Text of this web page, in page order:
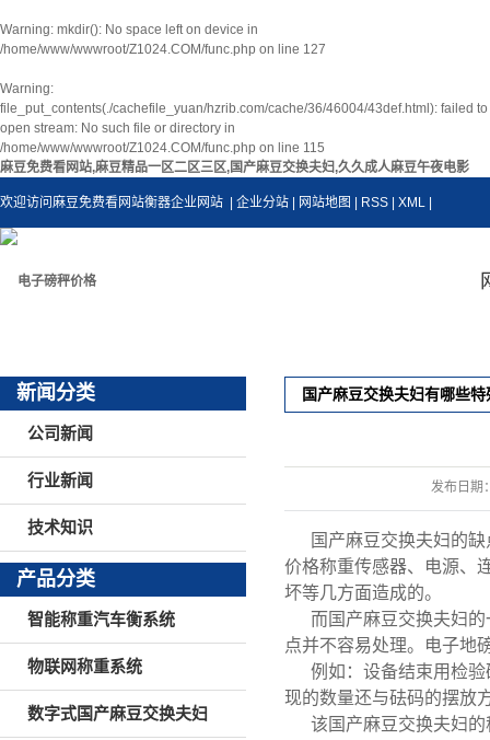
Warning: mkdir(): No space left on device in
/home/www/wwwroot/Z1024.COM/func.php on line 127
Warning:
file_put_contents(./cachefile_yuan/hzrib.com/cache/36/46004/43def.html): failed to
open stream: No such file or directory in
/home/www/wwwroot/Z1024.COM/func.php on line 115
麻豆免费看网站,麻豆精品一区二区三区,国产麻豆交换夫妇,久久成人麻豆午夜电影
欢迎访问麻豆免费看网站衡器企业网站 | 企业分站 网站地图 RSS XML
新闻分类
公司新闻
行业新闻
技术知识
产品分类
智能称重汽车衡系统
物联网称重系统
数字式国产麻豆交换夫妇
国产麻豆交换夫妇有哪些
发布日期
国产麻豆交换夫妇的
价格称重传感器、电源、
坏等几方面造成的。
而国产麻豆交换夫妇
点并不容易处理。电子地
例如：设备结束用检
现的数量还与砝码的摆放
该国产麻豆交换夫妇